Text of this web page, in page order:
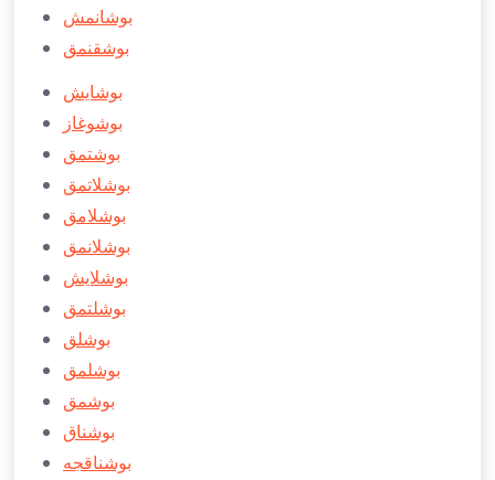
بوشانمش
بوشقنمق
بوشايش
بوشوغاز
بوشتمق
بوشلاتمق
بوشلامق
بوشلانمق
بوشلايش
بوشلتمق
بوشلق
بوشلمق
بوشمق
بوشناق
بوشناقجه